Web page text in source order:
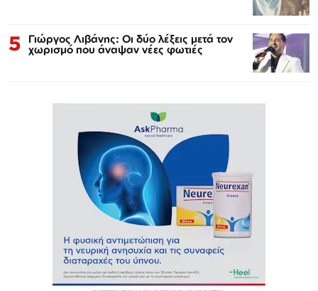
5 Γιώργος Λιβάνης: Οι δύο λέξεις μετά τον
χωρισμό που άναψαν νέες φωτιές